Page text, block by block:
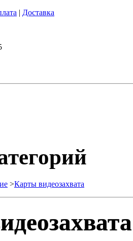
| Доставка
>Карты видеозахвата